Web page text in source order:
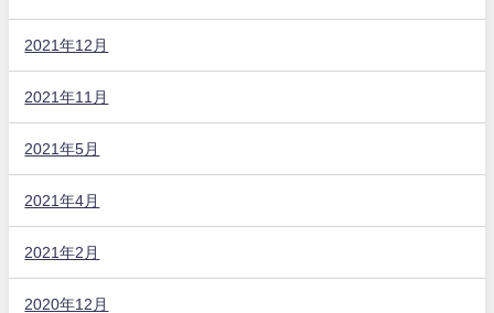
2021年12月
2021年11月
2021年5月
2021年4月
2021年2月
2020年12月